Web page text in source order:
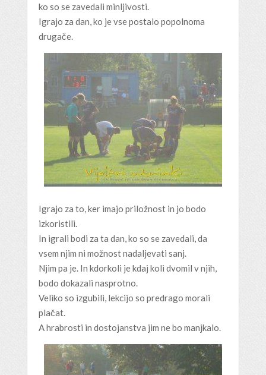
ko so se zavedali minljivosti.
Igrajo za dan, ko je vse postalo popolnoma
drugače.
Igrajo za to, ker imajo priložnost in jo bodo
izkoristili.
In igrali bodi za ta dan, ko so se zavedali, da
vsem njim ni možnost nadaljevati sanj.
Njim pa je. In kdorkoli je kdaj koli dvomil v njih,
bodo dokazali nasprotno.
Veliko so izgubili, lekcijo so predrago morali
plačat.
A hrabrosti in dostojanstva jim ne bo manjkalo.